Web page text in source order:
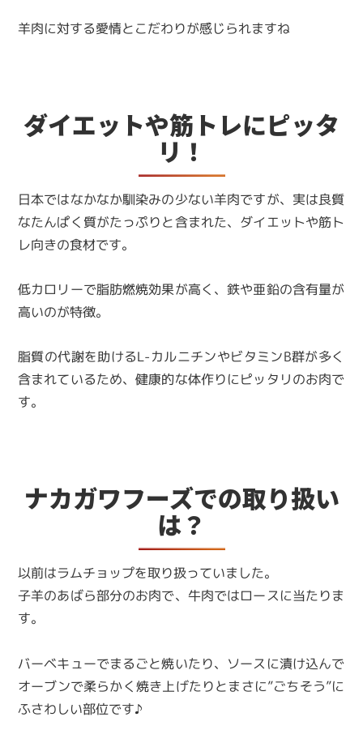
羊肉に対する愛情とこだわりが感じられますね
ダイエットや筋トレにピッタ
リ！
日本ではなかなか馴染みの少ない羊肉ですが、実は良質
なたんぱく質がたっぷりと含まれた、ダイエットや筋ト
レ向きの食材です。
低カロリーで脂肪燃焼効果が高く、鉄や亜鉛の含有量が
高いのが特徴。
脂質の代謝を助けるL-カルニチンやビタミンB群が多く
含まれているため、健康的な体作りにピッタリのお肉で
す。
ナカガワフーズでの取り扱い
は？
以前はラムチョップを取り扱っていました。
子羊のあばら部分のお肉で、牛肉ではロースに当たりま
す。
バーベキューでまるごと焼いたり、ソースに漬け込んで
オーブンで柔らかく焼き上げたりとまさに”ごちそう”に
ふさわしい部位です♪